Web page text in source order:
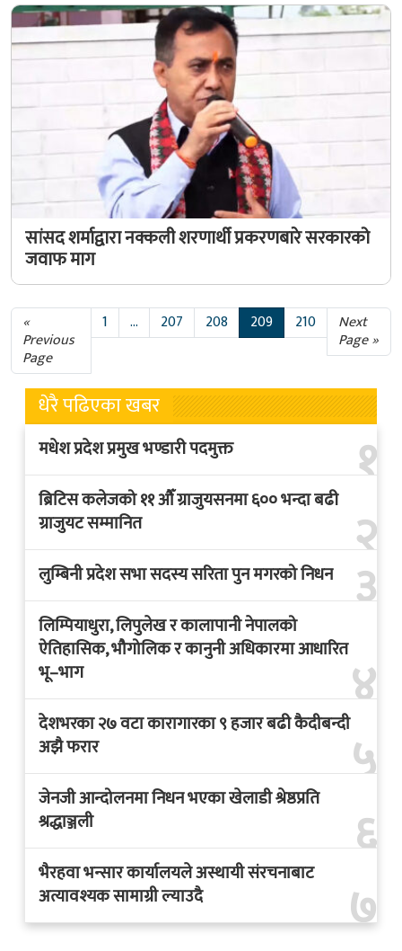
सांसद शर्माद्वारा नक्कली शरणार्थी प्रकरणबारे सरकारको
जवाफ माग
«
Previous
Page
1 … 207 208 209 210 Next
Page »
धेरै पढिएका खबर
१
मधेश प्रदेश प्रमुख भण्डारी पदमुक्त
२
ब्रिटिस कलेजको ११ औँ ग्राजुयसनमा ६०० भन्दा बढी
ग्राजुयट सम्मानित
३
लुम्बिनी प्रदेश सभा सदस्य सरिता पुन मगरको निधन
४
लिम्पियाधुरा, लिपुलेख र कालापानी नेपालको
ऐतिहासिक, भौगोलिक र कानुनी अधिकारमा आधारित
भू–भाग
५
देशभरका २७ वटा कारागारका ९ हजार बढी कैदीबन्दी
अझै फरार
६
जेनजी आन्दोलनमा निधन भएका खेलाडी श्रेष्ठप्रति
श्रद्धाञ्जली
७
भैरहवा भन्सार कार्यालयले अस्थायी संरचनाबाट
अत्यावश्यक सामाग्री ल्याउदै